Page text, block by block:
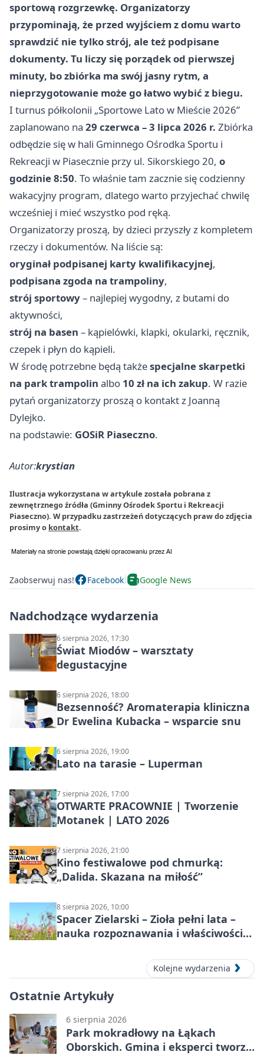
sportową rozgrzewkę. Organizatorzy
przypominają, że przed wyjściem z domu warto
sprawdzić nie tylko strój, ale też podpisane
dokumenty. Tu liczy się porządek od pierwszej
minuty, bo zbiórka ma swój jasny rytm, a
nieprzygotowanie może go łatwo wybić z biegu.
I turnus półkolonii „Sportowe Lato w Mieście 2026”
zaplanowano na 29 czerwca – 3 lipca 2026 r. Zbiórka
odbędzie się w hali Gminnego Ośrodka Sportu i
Rekreacji w Piasecznie przy ul. Sikorskiego 20, o
godzinie 8:50. To właśnie tam zacznie się codzienny
wakacyjny program, dlatego warto przyjechać chwilę
wcześniej i mieć wszystko pod ręką.
Organizatorzy proszą, by dzieci przyszły z kompletem
rzeczy i dokumentów. Na liście są:
oryginał podpisanej karty kwalifikacyjnej,
podpisana zgoda na trampoliny,
strój sportowy– najlepiej wygodny, z butami do
aktywności,
strój na basen – kąpielówki, klapki, okularki, ręcznik,
czepek i płyn do kąpieli.
W środę potrzebne będą takżespecjalne skarpetki
na park trampolin albo 10 zł na ich zakup. W razie
pytań organizatorzy proszą o kontakt z Joanną
Dylejko.
na podstawie: GOSiR Piaseczno.
Autor:krystian
Ilustracja wykorzystana w artykule została pobrana z
zewnętrznego źródła (Gminny Ośrodek Sportu i Rekreacji
Piaseczno). W przypadku zastrzeżeń dotyczących praw do zdjęcia
prosimy o kontakt.
Zaobserwuj nas! Facebook Google News
Nadchodzące wydarzenia
6 sierpnia 2026, 17:30
Świat Miodów – warsztaty
degustacyjne
6 sierpnia 2026, 18:00
Bezsenność? Aromaterapia kliniczna
Dr Ewelina Kubacka – wsparcie snu
6 sierpnia 2026, 19:00
Lato na tarasie – Luperman
7 sierpnia 2026, 17:00
OTWARTE PRACOWNIE | Tworzenie
Motanek | LATO 2026
7 sierpnia 2026, 21:00
Kino festiwalowe pod chmurką:
„Dalida. Skazana na miłość”
8 sierpnia 2026, 10:00
Spacer Zielarski – Zioła pełni lata –
nauka rozpoznawania i właściwości
Kolejne wydarzenia
Ostatnie Artykuły
6 sierpnia 2026
Park mokradłowy na Łąkach
Oborskich. Gmina i eksperci tworzą